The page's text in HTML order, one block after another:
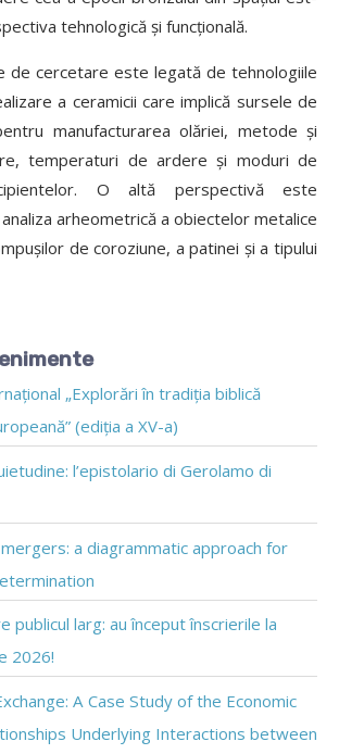
tehnologică și funcțională.
de cercetare este legată de tehnologiile
a ceramicii care implică sursele de
manufacturarea olăriei, metode și
temperaturi de ardere și moduri de
O altă perspectivă este
arheometrică a obiectelor metalice
de coroziune, a patinei și a tipului
„Explorări în tradiția biblică
(ediția a XV-a)
l’epistolario di Gerolamo di
a diagrammatic approach for
publicul larg: au început înscrierile la
2026!
A Case Study of the Economic
Underlying Interactions between